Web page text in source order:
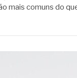
mais comuns do